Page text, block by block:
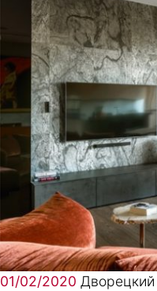
01/02/2020 Дворецкий